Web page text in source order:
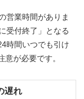
営業時間がありま
受付終了」となる
時間いつでも引け
意が必要です。
遅れ